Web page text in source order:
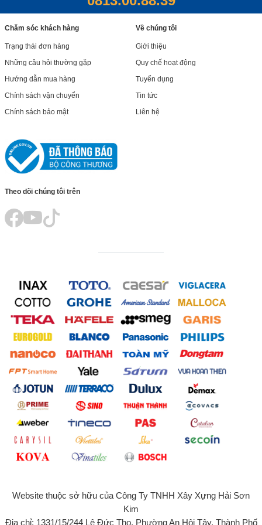
Chăm sóc khách hàng
Trạng thái đơn hàng
Những câu hỏi thường gặp
Hướng dẫn mua hàng
Chính sách vận chuyển
Chính sách bảo mật
Về chúng tôi
Giới thiệu
Quy chế hoạt động
Tuyển dụng
Tin tức
Liên hệ
Theo dõi chúng tôi trên
Website thuộc sở hữu của Công Ty TNHH Xây Xựng Hải Sơn
Kim
Địa chỉ: 1331/15/244 Lê Đức Thọ, Phường An Hội Tây, Thành Phố